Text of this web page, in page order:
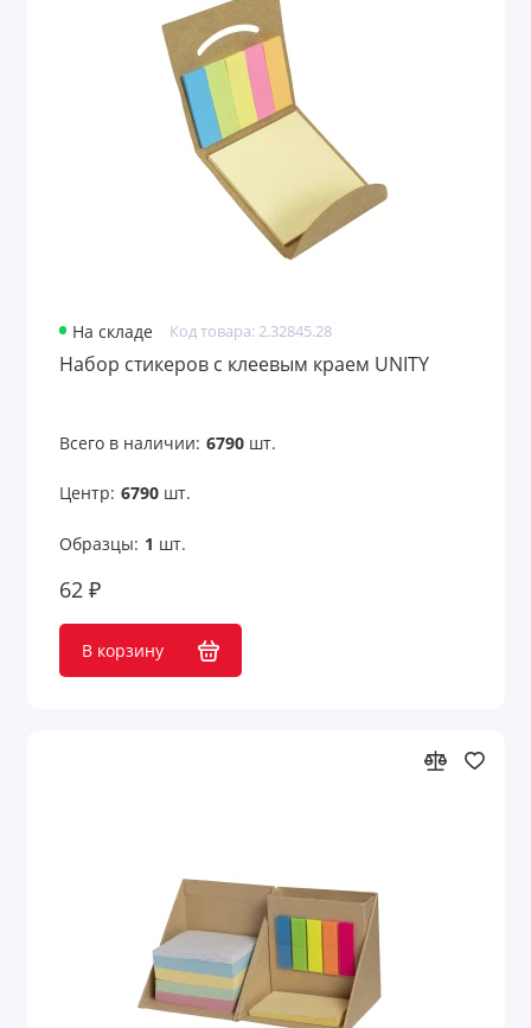
На складе Код товара: 2.32845.28
Набор стикеров с клеевым краем UNITY
Всего в наличии: 6790шт.
Центр: 6790шт.
Образцы: 1 шт.
62 ₽
В корзину